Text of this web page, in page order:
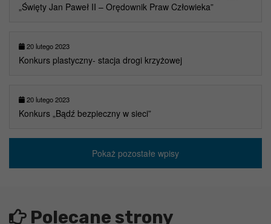
„Święty Jan Paweł II – Orędownik Praw Człowieka”
20 lutego 2023
Konkurs plastyczny- stacja drogi krzyżowej
20 lutego 2023
Konkurs „Bądź bezpieczny w sieci”
Pokaż pozostałe wpisy
Polecane strony